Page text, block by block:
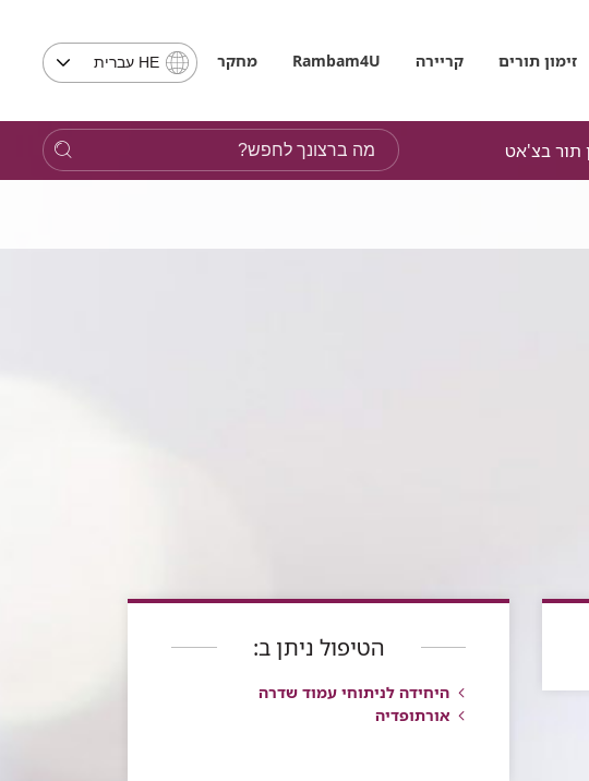
זימון תורים קריירה Rambam4U מחקר
בחירת
שים
לב,
בבחירת
לאתר
HE עברית
תור בצ'אט
מה
ברצונך
לחפש?
הטיפול ניתן ב:
היחידה לניתוחי עמוד שדרה
אורתופדיה